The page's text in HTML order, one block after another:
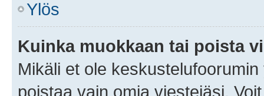
Ylös
Kuinka muokkaan tai poista
Mikäli et ole
poistaa vain omia viestejäsi.